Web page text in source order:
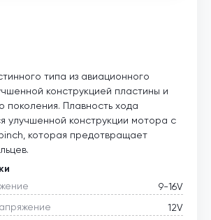
типа из авиационного
конструкцией пластины и
поколения. Плавность хода
улучшенной конструкции мотора с
которая предотвращает
9-16V
12V